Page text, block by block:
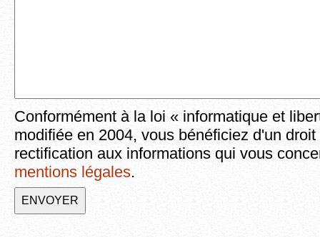
Conformément à la loi « informatique et
modifiée en 2004, vous bénéficiez d'un
rectification aux informations qui vous
mentions légales.